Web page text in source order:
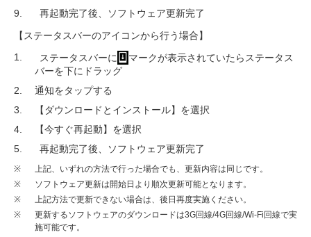
再起動完了後、ソフトウェア更新完了
【ステータスバーのアイコンから行う場合】
ステータスバーに
マークが表示されていたらステータス
バーを下にドラッグ
通知をタップする
【ダウンロードとインストール】を選択
【今すぐ再起動】を選択
再起動完了後、ソフトウェア更新完了
※
上記、いずれの方法で行った場合でも、更新内容は同じです。
※
ソフトウェア更新は開始日より順次更新可能となります。
※
上記方法で更新できない場合は、後日再度実施ください。
※
更新するソフトウェアのダウンロードは3G回線/4G回線/Wi-Fi回線で実
施可能です。